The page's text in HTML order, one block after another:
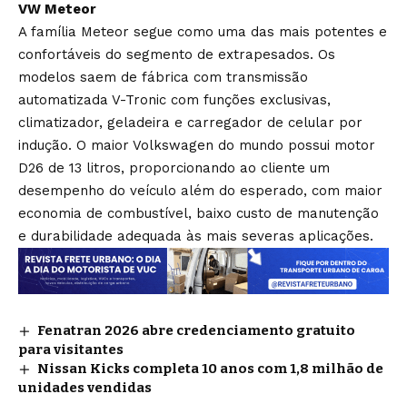
VW Meteor
A família Meteor segue como uma das mais potentes e
confortáveis do segmento de extrapesados. Os
modelos saem de fábrica com transmissão
automatizada V-Tronic com funções exclusivas,
climatizador, geladeira e carregador de celular por
indução. O maior Volkswagen do mundo possui motor
D26 de 13 litros, proporcionando ao cliente um
desempenho do veículo além do esperado, com maior
economia de combustível, baixo custo de manutenção
e durabilidade adequada às mais severas aplicações.
Fenatran 2026 abre credenciamento gratuito
para visitantes
Nissan Kicks completa 10 anos com 1,8 milhão de
unidades vendidas